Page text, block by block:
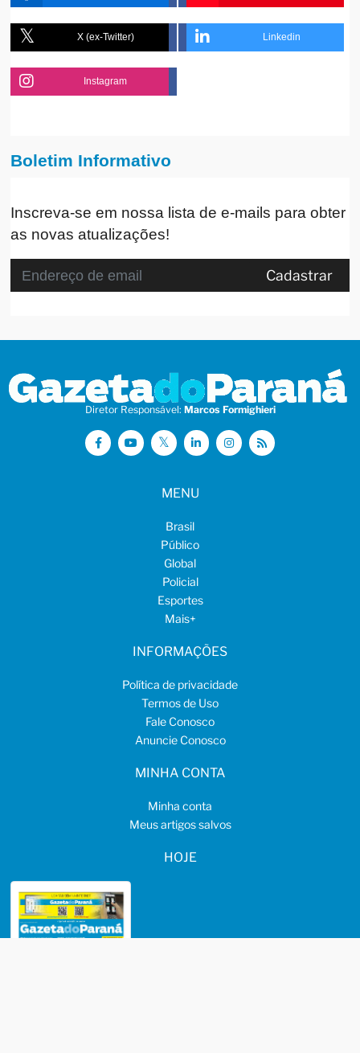
X (ex-Twitter) Linkedin
Instagram
Boletim Informativo
Inscreva-se em nossa lista de e-mails para obter
as novas atualizações!
Cadastrar
Diretor Responsável: Marcos Formighieri
MENU
Brasil
Público
Global
Policial
Esportes
Mais+
INFORMAÇÕES
Política de privacidade
Termos de Uso
Fale Conosco
Anuncie Conosco
MINHA CONTA
Minha conta
Meus artigos salvos
HOJE